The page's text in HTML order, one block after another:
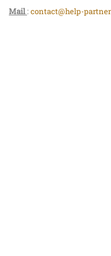
Mail: contact@help-